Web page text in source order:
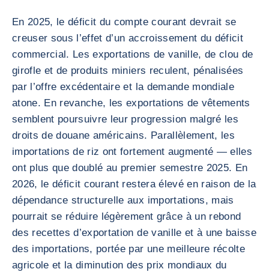
En 2025, le déficit du compte courant devrait se
creuser sous l’effet d’un accroissement du déficit
commercial. Les exportations de vanille, de clou de
girofle et de produits miniers reculent, pénalisées
par l’offre excédentaire et la demande mondiale
atone. En revanche, les exportations de vêtements
semblent poursuivre leur progression malgré les
droits de douane américains. Parallèlement, les
importations de riz ont fortement augmenté — elles
ont plus que doublé au premier semestre 2025. En
2026, le déficit courant restera élevé en raison de la
dépendance structurelle aux importations, mais
pourrait se réduire légèrement grâce à un rebond
des recettes d’exportation de vanille et à une baisse
des importations, portée par une meilleure récolte
agricole et la diminution des prix mondiaux du